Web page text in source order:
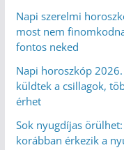
Napi szerelmi
most nem
fontos neked
Napi horoszkóp
küldtek a csillagok,
érhet
Sok nyugdíjas
korábban érkezik a